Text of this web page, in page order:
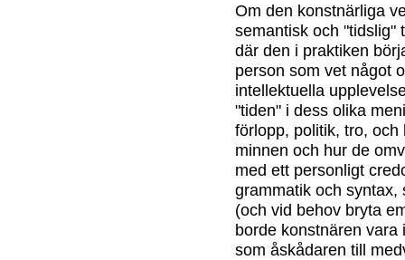
Om den konstnärliga
semantisk och "tidslig"
där den i praktiken
person som vet något
intellektuella
"tiden" i dess olika
förlopp, politik, tro,
minnen och hur de
med ett personligt
grammatik och syntax,
(och vid behov bryta
borde konstnären
som åskådaren till